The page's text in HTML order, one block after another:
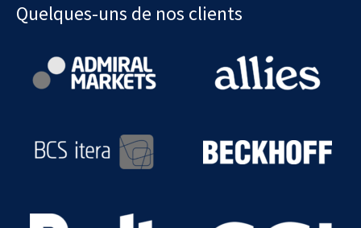
Quelques-uns de nos clients